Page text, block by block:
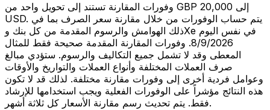
وفورات المقارنة تستند إلى تحويل واحد من GBP 20,000 إلى
USD. يتم حساب الوفورات من خلال مقارنة سعر الصرف بما في
ذلك الهوامش والرسوم المقدمة من كل بنك وXe في نفس اليوم
8/9/2026. وفورات المقارنة المقدمة صحيحة فقط للمثال
المعطى وقد لا تشمل جميع التكاليف والرسوم. ستؤدي مبالغ
صرف العملات المختلفة وأنواع العملات والتواريخ والأوقات
وعوامل فردية أخرى إلى وفورات مقارنة مختلفة. لذلك قد لا تكون
هذه النتائج مؤشراً على الوفورات الفعلية ويجب استخدامها للإرشاد
فقط. يتم تحديث رسم مقارنة الأسعار كل ثلاثة أشهر.